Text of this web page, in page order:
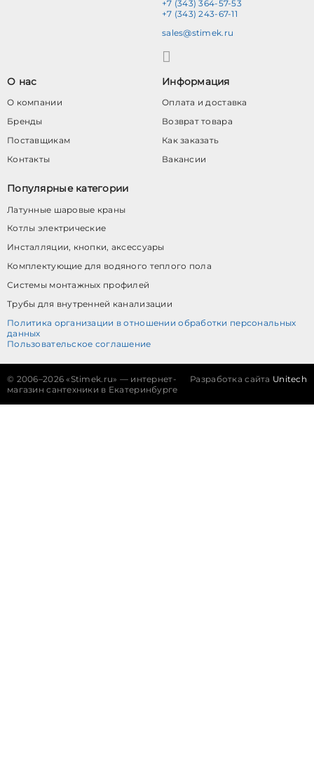
+7 (343) 364-57-53
+7 (343) 243-67-11
sales@stimek.ru
О нас
О компании
Бренды
Поставщикам
Контакты
Информация
Оплата и доставка
Возврат товара
Как заказать
Вакансии
Популярные категории
Латунные шаровые краны
Котлы электрические
Инсталляции, кнопки, аксессуары
Комплектующие для водяного теплого пола
Системы монтажных профилей
Трубы для внутренней канализации
Политика организации в отношении обработки персональных
данных
Пользовательское соглашение
© 2006–2026 «Stimek.ru» — интернет-
магазин сантехники в Екатеринбурге
Разработка сайта Unitech